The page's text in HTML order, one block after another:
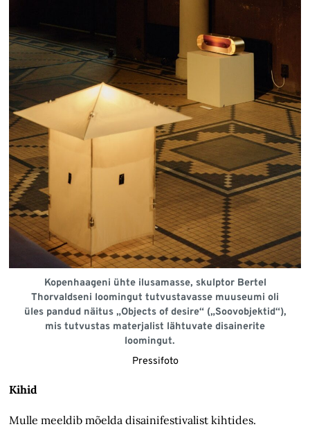
Kopenhaageni ühte ilusamasse, skulptor Bertel
Thorvaldseni loomingut tutvustavasse muuseumi oli
üles pandud näitus „Objects of desire“ („Soovobjektid“),
mis tutvustas materjalist lähtuvate disainerite
loomingut.
Pressifoto
Kihid
Mulle meeldib mõelda disainifestivalist kihtides.